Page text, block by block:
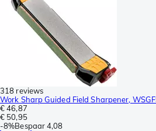
318 reviews
Work Sharp Guided Field Sharpener,
€ 46,87
€ 50,95
-8%Bespaar4,08